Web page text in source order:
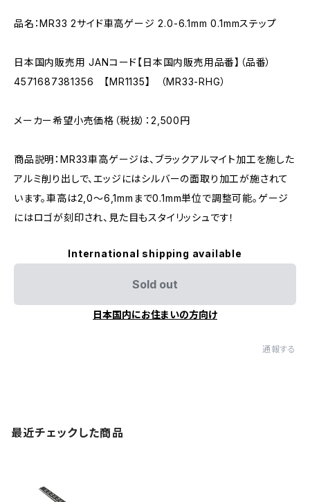
品名：MR33 2サイド車高ゲージ 2.0-6.1mm 0.1mmステップ
日本国内販売用 JANコード【日本国内販売用品番】（品番）
4571687381356 【MR1135】 （MR33-RHG）
メーカー希望小売価格（税抜）：2,500円
商品説明：MR33車高ゲージは、ブラックアルマイト加工を施した
アルミ削り出しで、エッジにはシルバーの面取り加工が施されて
います。車高は2,0～6,1mmまで0.1mm単位で調整可能。ゲージ
にはロゴが刻印され、見た目もスタイリッシュです！
International shipping available
Sold out
日本国内にお住まいの方向け
通報する
最近チェックした商品